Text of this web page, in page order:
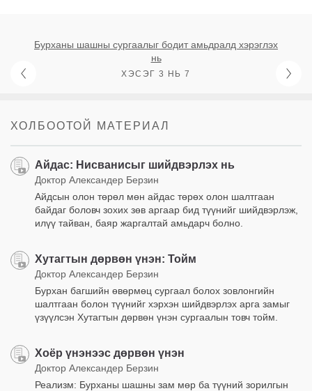
Бурханы шашны сургаалыг бодит амьдралд хэрэглэх
нь
ХЭСЭГ 3 НЬ 7
ХОЛБООТОЙ МАТЕРИАЛ
Айдас: Нисванисыг шийдвэрлэх нь
Доктор Александер Берзин
Айдсын олон төрөл мөн айдас төрөх олон шалтгаан
байдаг боловч зохих зөв аргаар бид түүнийг шийдвэрлэж,
илүү тайван, баяр жаргалтай амьдарч болно.
Хутагтын дөрвөн үнэн: Тойм
Доктор Александер Берзин
Бурхан багшийн өвөрмөц сургаал болох зовлонгийн
шалтгаан болон түүнийг хэрхэн шийдвэрлэх арга замыг
үзүүлсэн Хутагтын дөрвөн үнэн сургаалын товч тойм.
Хоёр үнэнээс дөрвөн үнэн
Доктор Александер Берзин
Реализм: Бурханы шашны зам мөр ба түүний зорилгын